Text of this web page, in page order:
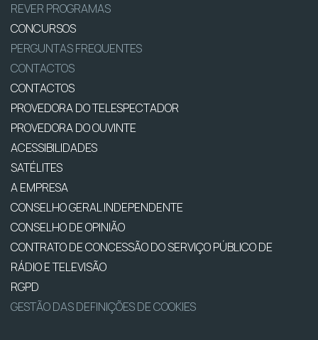
REVER PROGRAMAS
CONCURSOS
PERGUNTAS FREQUENTES
CONTACTOS
CONTACTOS
PROVEDORA DO TELESPECTADOR
PROVEDORA DO OUVINTE
ACESSIBILIDADES
SATÉLITES
A EMPRESA
CONSELHO GERAL INDEPENDENTE
CONSELHO DE OPINIÃO
CONTRATO DE CONCESSÃO DO SERVIÇO PÚBLICO DE
RÁDIO E TELEVISÃO
RGPD
GESTÃO DAS DEFINIÇÕES DE COOKIES